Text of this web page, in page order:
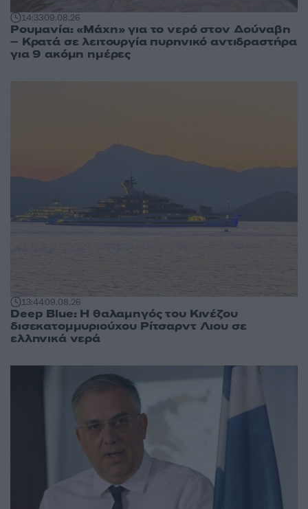
14:3309.08.26
Ρουμανία: «Μάχη» για το νερό στον Δούναβη
– Κρατά σε λειτουργία πυρηνικό αντιδραστήρα
για 9 ακόμη ημέρες
13:4409.08.26
Deep Blue: Η θαλαμηγός του Κινέζου
δισεκατομμυριούχου Ρίτσαρντ Λιου σε
ελληνικά νερά